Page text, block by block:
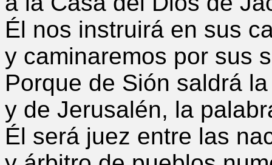
Él nos instruirá en sus
y caminaremos por sus
Porque de Sión saldrá
y de Jerusalén, la
Él será juez entre las